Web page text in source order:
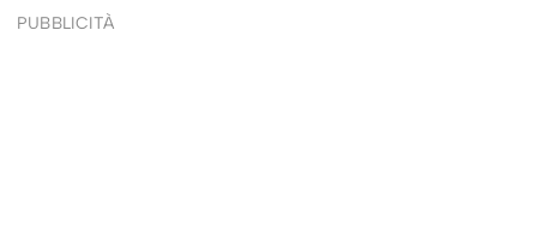
PUBBLICITÀ